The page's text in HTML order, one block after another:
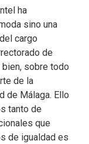
ha
sino una
cargo
de
sobre todo
de la
de Málaga. Ello
tanto de
que
de igualdad es